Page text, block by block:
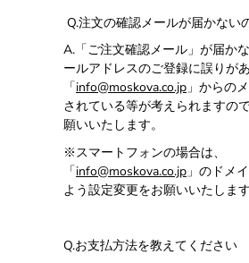
Q.注文の確認メールが届かない
A. 「ご注文確認メール」が届か
ールアドレスのご登録に誤りがあ
「info@moskova.co.jp」からの
されている等が考えられますの
願いいたします。
※スマートフォンの場合は、
「info@moskova.co.jp」のドメ
よう設定変更をお願いいたします
Q.お支払方法を教えてください